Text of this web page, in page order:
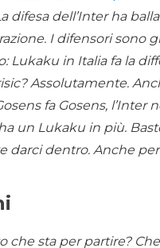
difesa dell’Inter ha
I difensori sono
Lukaku in Italia fa la
Assolutamente.
fa Gosens, l’Inter
un Lukaku in più.
darci dentro. Anche
che sta per partire?